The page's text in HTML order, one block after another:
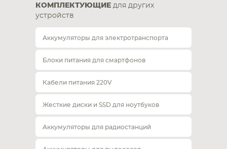
КОМПЛЕКТУЮЩИЕ для других
устройств
Аккумуляторы для электротранспорта
Блоки питания для смартфонов
Кабели питания 220V
Жесткие диски и SSD для ноутбуков
Аккумуляторы для радиостанций